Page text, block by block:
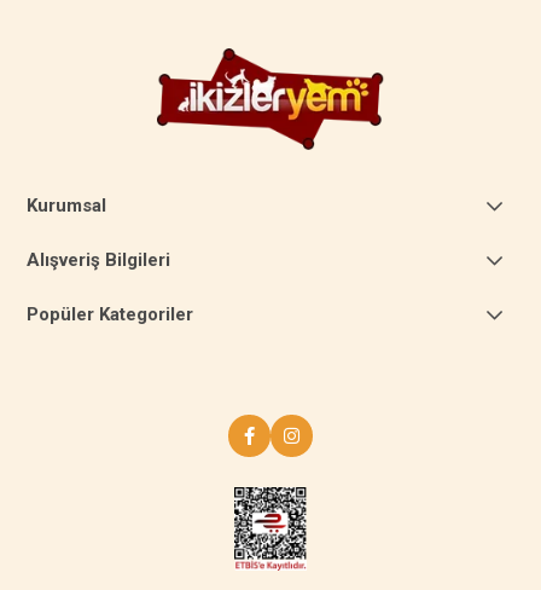
Kurumsal
Alışveriş Bilgileri
Popüler Kategoriler